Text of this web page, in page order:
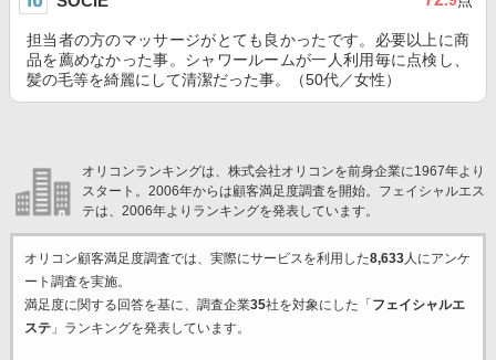
担当者の方のマッサージがとても良かったです。必要以上に商
品を薦めなかった事。シャワールームが一人利用毎に点検し、
髪の毛等を綺麗にして清潔だった事。（50代／女性）
オリコンランキングは、株式会社オリコンを前身企業に1967年より
スタート。2006年からは顧客満足度調査を開始。フェイシャルエス
テは、2006年よりランキングを発表しています。
オリコン顧客満足度調査では、実際にサービスを利用した8,633人にアンケ
ート調査を実施。
満足度に関する回答を基に、調査企業35社を対象にした「 フェイシャルエ
ステ」ランキングを発表しています。